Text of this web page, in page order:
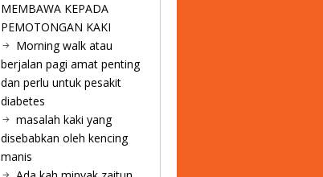
MEMBAWA KEPADA
PEMOTONGAN KAKI
Morning walk atau
berjalan pagi amat penting
dan perlu untuk pesakit
diabetes
masalah kaki yang
disebabkan oleh kencing
manis